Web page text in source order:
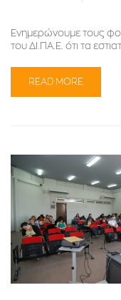
Ενημερώνουμε τους
του ΔΙ.ΠΑ.Ε. ότι τα
READ MORE